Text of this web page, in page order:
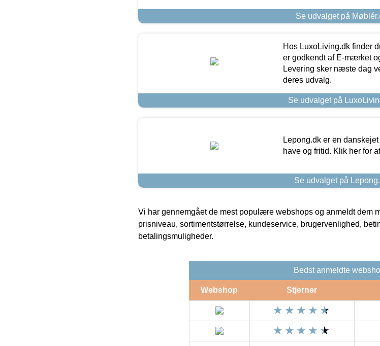
Se udvalget på
Hos LuxoLiving.dk finder
er godkendt af E-mærket
Levering sker næste dag
deres udvalg.
Se udvalget på
Lepong.dk er en
have og fritid. Klik her for
Se udvalget på
Vi har gennemgået de mest populære webshops og anmeldt dem
prisniveau, sortimentstørrelse, kundeservice, brugervenlighed,
betalingsmuligheder.
Bedst anmeldte
Webshop Stjerner